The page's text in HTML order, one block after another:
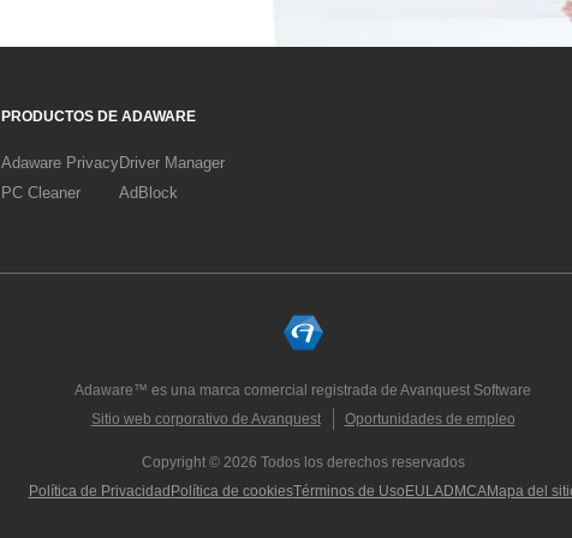
PRODUCTOS DE ADAWARE
Adaware Privacy
PC Cleaner
Driver Manager
AdBlock
Adaware™ es una marca comercial registrada de Avanquest Software
Sitio web corporativo de Avanquest
Oportunidades de empleo
Copyright © 2026 Todos los derechos reservados
Política de Privacidad Política de cookiesTérminos de Uso EULADMCAMapa del